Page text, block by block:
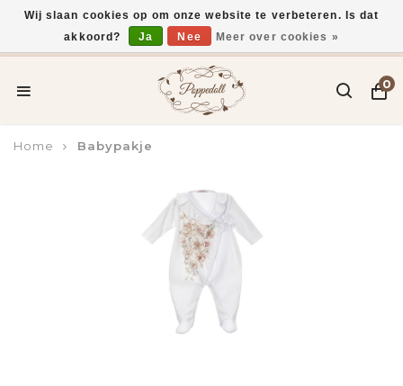
Voor 15:00 uur besteld, vandaag verzonden*
0
Home Babypakje
Wij slaan cookies op om onze website te verbeteren. Is dat
akkoord?
Ja Nee Meer over cookies »